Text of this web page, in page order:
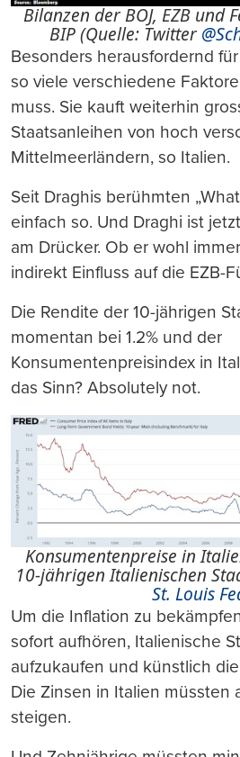
Bilanzen der BOJ, EZB und
BIP (Quelle: Twitter
Besonders herausfordernd
so viele verschiedene
muss. Sie kauft weiterhin
Staatsanleihen von hoch
Mittelmeerländern, so Italien.
Seit Draghis berühmten
einfach so. Und Draghi ist
am Drücker. Ob er wohl
indirekt Einfluss auf die EZB-
Die Rendite der 10-jährigen
momentan bei 1.2% und der
Konsumentenpreisindex in
das Sinn? Absolutely not.
Konsumentenpreise in
10-jährigen Italienischen
St. Louis
Um die Inflation zu
sofort aufhören, Italienische
aufzukaufen und künstlich
Die Zinsen in Italien müssten
steigen.